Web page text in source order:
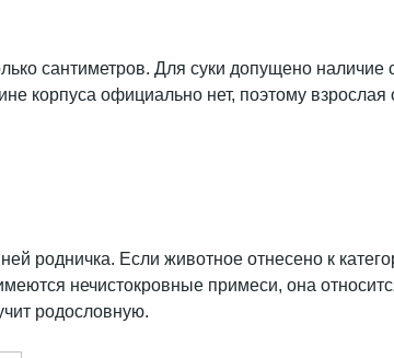
сантиметров. Для суки допущено наличие
корпуса официально нет, поэтому взрослая
родничка. Если животное отнесено к
нечистокровные примеси, она
родословную.